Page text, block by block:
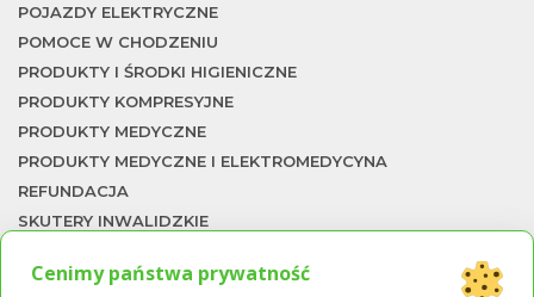
POJAZDY ELEKTRYCZNE
POMOCE W CHODZENIU
PRODUKTY I ŚRODKI HIGIENICZNE
PRODUKTY KOMPRESYJNE
PRODUKTY MEDYCZNE
PRODUKTY MEDYCZNE I ELEKTROMEDYCYNA
REFUNDACJA
SKUTERY INWALIDZKIE
TERAPIA NACZYNIOWA
Cenimy państwa prywatność